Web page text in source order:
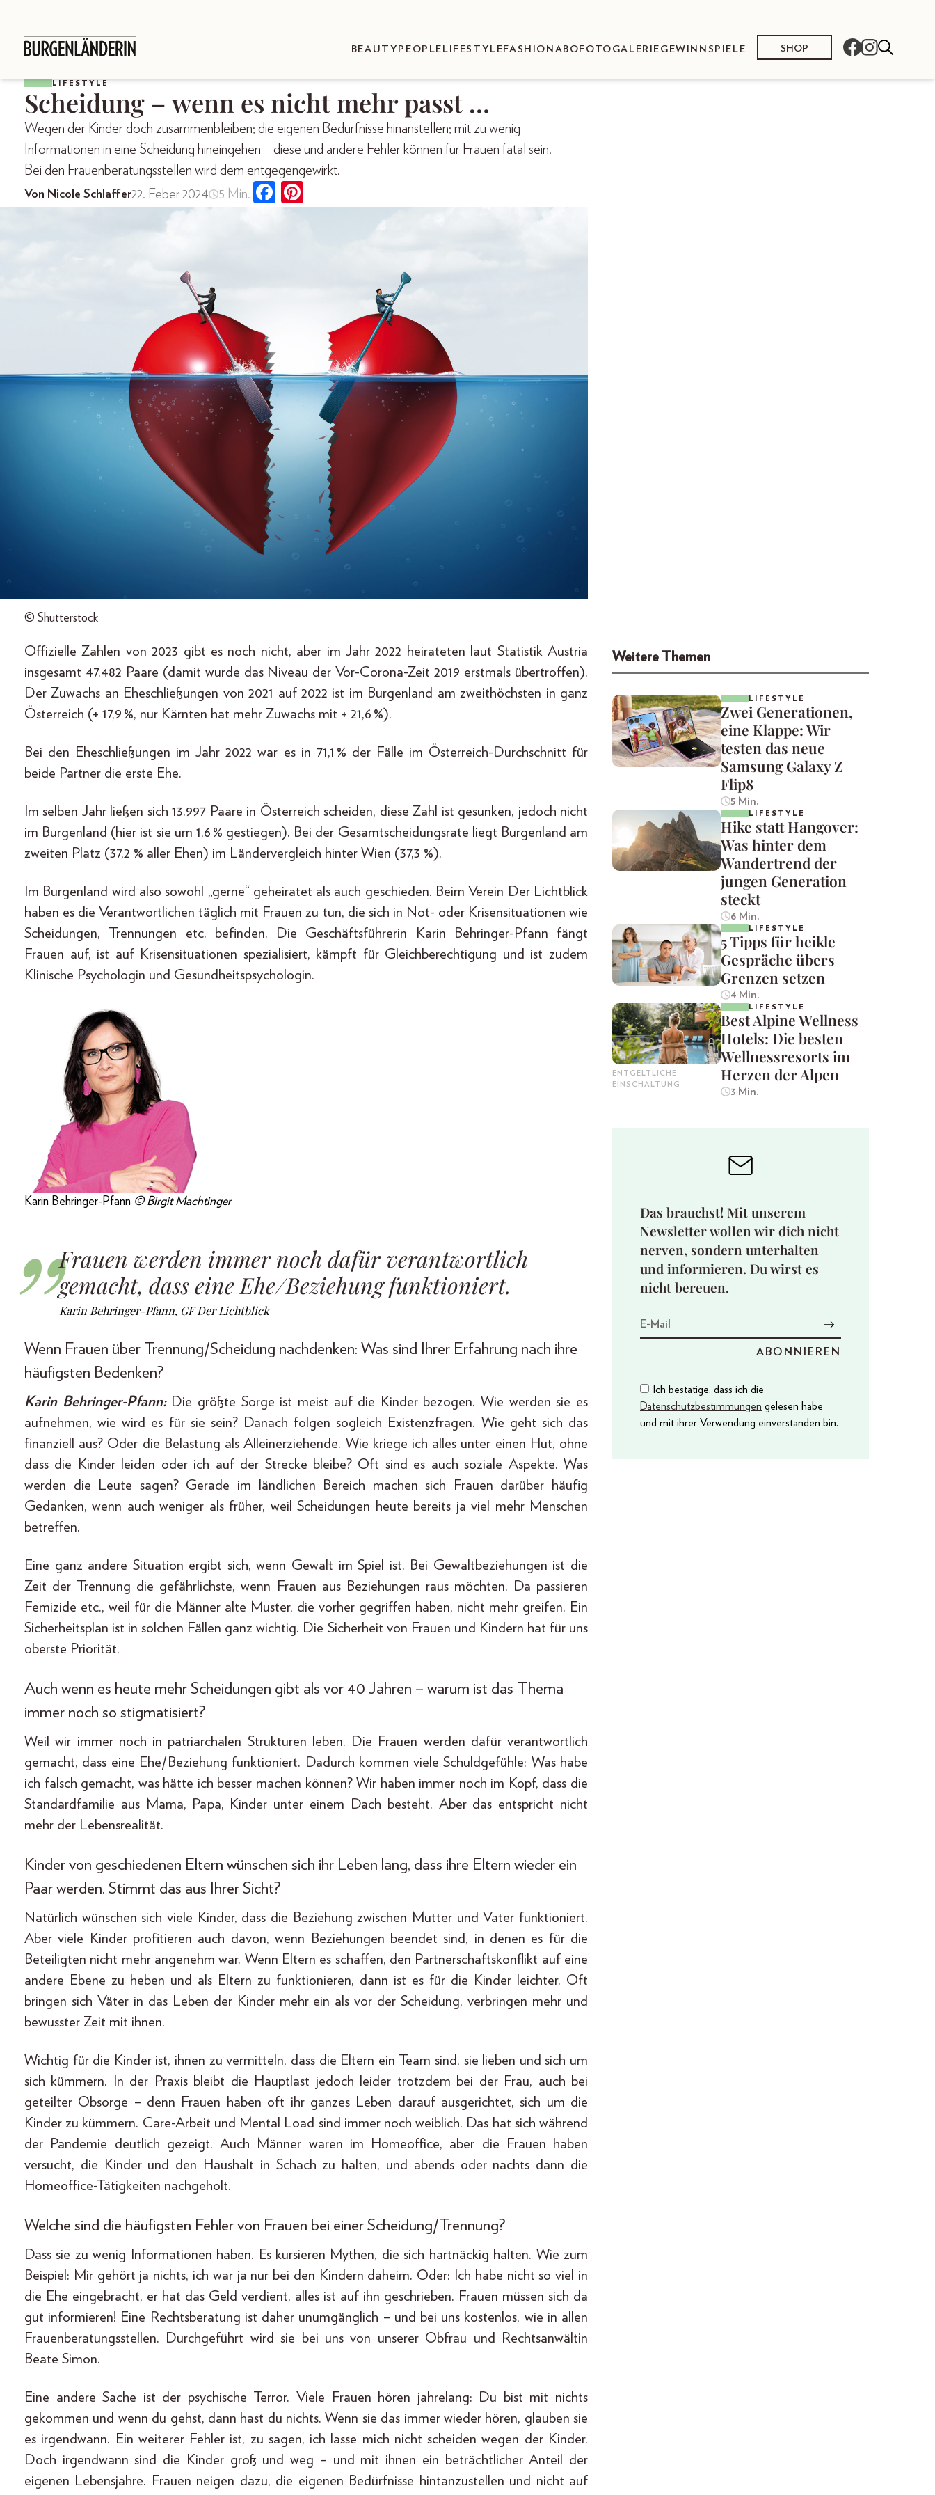
BEAUTY PEOPLE LIFESTYLEFASHION ABOFOTOGALERIE GEWINNSPIELE SHOP
LIFESTYLE
Scheidung – wenn es nicht mehr passt …
Wegen der Kinder doch zusammenbleiben; die eigenen Bedürfnisse hinanstellen; mit zu wenig
Informationen in eine Scheidung hineingehen – diese und andere Fehler können für Frauen fatal sein.
Bei den Frauenberatungsstellen wird dem entgegengewirkt.
Von Nicole Schlaffer22. Feber 2024 5 Min.
© Shutterstock
Offizielle Zahlen von 2023 gibt es noch nicht, aber im Jahr 2022 heirateten laut Statistik Austria
insgesamt 47.482 Paare (damit wurde das Niveau der Vor-Corona-Zeit 2019 erstmals übertroffen).
Der Zuwachs an Eheschließungen von 2021 auf 2022 ist im Burgenland am zweithöchsten in ganz
Österreich (+ 17,9 %, nur Kärnten hat mehr Zuwachs mit + 21,6 %).
Bei den Eheschließungen im Jahr 2022 war es in 71,1 % der Fälle im Österreich-Durchschnitt für
beide Partner die erste Ehe.
Im selben Jahr ließen sich 13.997 Paare in Österreich scheiden, diese Zahl ist gesunken, jedoch nicht
im Burgenland (hier ist sie um 1,6 % gestiegen). Bei der Gesamtscheidungsrate liegt Burgenland am
zweiten Platz (37,2 % aller Ehen) im Ländervergleich hinter Wien (37,3 %).
Im Burgenland wird also sowohl „gerne“ geheiratet als auch geschieden. Beim Verein Der Lichtblick
haben es die Verantwortlichen täglich mit Frauen zu tun, die sich in Not- oder Krisensituationen wie
Scheidungen, Trennungen etc. befinden. Die Geschäftsführerin Karin Behringer-Pfann fängt
Frauen auf, ist auf Krisensituationen spezialisiert, kämpft für Gleichberechtigung und ist zudem
Klinische Psychologin und Gesundheitspsychologin.
Karin Behringer-Pfann © Birgit Machtinger
Frauen werden immer noch dafür verantwortlich
gemacht, dass eine Ehe/Beziehung funktioniert.
Karin Behringer-Pfann, GF Der Lichtblick
Wenn Frauen über Trennung/Scheidung nachdenken: Was sind Ihrer Erfahrung nach ihre
häufigsten Bedenken?
Karin Behringer-Pfann: Die größte Sorge ist meist auf die Kinder bezogen. Wie werden sie es
aufnehmen, wie wird es für sie sein? Danach folgen sogleich Existenzfragen. Wie geht sich das
finanziell aus? Oder die Belastung als Alleinerziehende. Wie kriege ich alles unter einen Hut, ohne
dass die Kinder leiden oder ich auf der Strecke bleibe? Oft sind es auch soziale Aspekte. Was
werden die Leute sagen? Gerade im ländlichen Bereich machen sich Frauen darüber häufig
Gedanken, wenn auch weniger als früher, weil Scheidungen heute bereits ja viel mehr Menschen
betreffen.
Eine ganz andere Situation ergibt sich, wenn Gewalt im Spiel ist. Bei Gewaltbeziehungen ist die
Zeit der Trennung die gefährlichste, wenn Frauen aus Beziehungen raus möchten. Da passieren
Femizide etc., weil für die Männer alte Muster, die vorher gegriffen haben, nicht mehr greifen. Ein
Sicherheitsplan ist in solchen Fällen ganz wichtig. Die Sicherheit von Frauen und Kindern hat für uns
oberste Priorität.
Auch wenn es heute mehr Scheidungen gibt als vor 40 Jahren – warum ist das Thema
immer noch so stigmatisiert?
Weil wir immer noch in patriarchalen Strukturen leben. Die Frauen werden dafür verantwortlich
gemacht, dass eine Ehe/Beziehung funktioniert. Dadurch kommen viele Schuldgefühle: Was habe
ich falsch gemacht, was hätte ich besser machen können? Wir haben immer noch im Kopf, dass die
Standardfamilie aus Mama, Papa, Kinder unter einem Dach besteht. Aber das entspricht nicht
mehr der Lebensrealität.
Kinder von geschiedenen Eltern wünschen sich ihr Leben lang, dass ihre Eltern wieder ein
Paar werden. Stimmt das aus Ihrer Sicht?
Natürlich wünschen sich viele Kinder, dass die Beziehung zwischen Mutter und Vater funktioniert.
Aber viele Kinder profitieren auch davon, wenn Beziehungen beendet sind, in denen es für die
Beteiligten nicht mehr angenehm war. Wenn Eltern es schaffen, den Partnerschaftskonflikt auf eine
andere Ebene zu heben und als Eltern zu funktionieren, dann ist es für die Kinder leichter. Oft
bringen sich Väter in das Leben der Kinder mehr ein als vor der Scheidung, verbringen mehr und
bewusster Zeit mit ihnen.
Wichtig für die Kinder ist, ihnen zu vermitteln, dass die Eltern ein Team sind, sie lieben und sich um
sich kümmern. In der Praxis bleibt die Hauptlast jedoch leider trotzdem bei der Frau, auch bei
geteilter Obsorge – denn Frauen haben oft ihr ganzes Leben darauf ausgerichtet, sich um die
Kinder zu kümmern. Care-Arbeit und Mental Load sind immer noch weiblich. Das hat sich während
der Pandemie deutlich gezeigt. Auch Männer waren im Home­office, aber die Frauen haben
versucht, die Kinder und den Haushalt in Schach zu halten, und abends oder nachts dann die
Homeoffice-Tätigkeiten nachgeholt.
Welche sind die häufigsten Fehler von Frauen bei einer Scheidung/Trennung?
Dass sie zu wenig Informationen haben. Es kursieren Mythen, die sich hartnäckig halten. Wie zum
Beispiel: Mir gehört ja nichts, ich war ja nur bei den Kindern daheim. Oder: Ich habe nicht so viel in
die Ehe eingebracht, er hat das Geld verdient, alles ist auf ihn geschrieben. Frauen müssen sich da
gut informieren! Eine Rechtsberatung ist daher unumgänglich – und bei uns kostenlos, wie in allen
Frauenberatungsstellen. Durchgeführt wird sie bei uns von unserer Obfrau und Rechtsanwältin
Beate Simon.
Eine andere Sache ist der psychische Terror. Viele Frauen hören jahrelang: Du bist mit nichts
gekommen und wenn du gehst, dann hast du nichts. Wenn sie das immer wieder hören, glauben sie
es irgendwann. Ein weiterer Fehler ist, zu sagen, ich lasse mich nicht scheiden wegen der Kinder.
Doch irgendwann sind die Kinder groß und weg – und mit ihnen ein beträchtlicher Anteil der
eigenen Lebensjahre. Frauen neigen dazu, die eigenen Bedürfnisse hintanzustellen und nicht auf
Weitere Themen
LIFESTYLE
Zwei Generationen,
eine Klappe: Wir
testen das neue
Samsung Galaxy Z
Flip8
5 Min.
LIFESTYLE
Hike statt Hangover:
Was hinter dem
Wandertrend der
jungen Generation
steckt
6 Min.
LIFESTYLE
5 Tipps für heikle
Gespräche übers
Grenzen setzen
4 Min.
ENTGELTLICHE
EINSCHALTUNG
LIFESTYLE
Best Alpine Wellness
Hotels: Die besten
Wellnessresorts im
Herzen der Alpen
3 Min.
Das brauchst! Mit unserem
Newsletter wollen wir dich nicht
nerven, sondern unterhalten
und informieren. Du wirst es
nicht bereuen.
Ich bestätige, dass ich die
Datenschutzbestimmungen gelesen habe
und mit ihrer Verwendung einverstanden bin.